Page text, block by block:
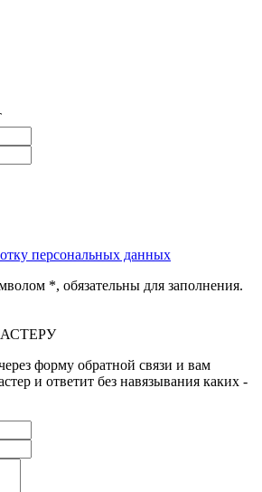
персональных данных
*, обязательны для заполнения.
форму обратной связи и вам
и ответит без навязывания каких -